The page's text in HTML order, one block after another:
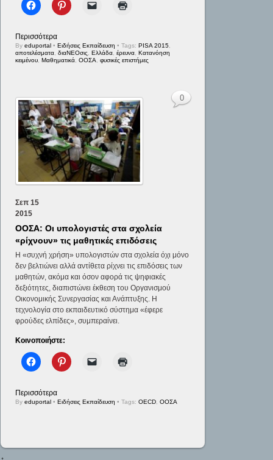
Περισσότερα
Byeduportal • Ειδήσεις Εκπαίδευση • Tags: PISA 2015,
αποτελέσματα,διαΝΕΟσις, Ελλάδα,έρευνα, Κατανόηση
κειμένου, Μαθηματικά,ΟΟΣΑ,φυσικές επιστήμες
Σεπ 15
2015
ΟΟΣΑ: Οι υπολογιστές στα σχολεία
«ρίχνουν» τις μαθητικές επιδόσεις
Η «συχνή χρήση» υπολογιστών στα σχολεία όχι μόνο
δεν βελτιώνει αλλά αντίθετα ρίχνει τις επιδόσεις των
μαθητών, ακόμα και όσον αφορά τις ψηφιακές
δεξιότητες, διαπιστώνει έκθεση του Οργανισμού
Οικονομικής Συνεργασίας και Ανάπτυξης. Η
τεχνολογία στο εκπαιδευτικό σύστημα «έφερε
φρούδες ελπίδες», συμπεραίνει.
Κοινοποιήστε:
Περισσότερα
Byeduportal • Ειδήσεις Εκπαίδευση
0
• Tags:OECD ,ΟΟΣΑ